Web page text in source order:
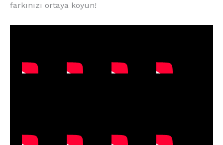
farkınızı ortaya koyun!